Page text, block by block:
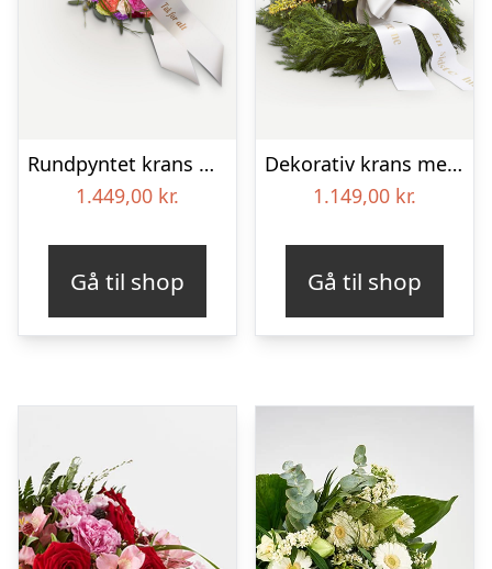
Rundpyntet krans med bånd
1.449,00 kr.
Gå til shop
Dekorativ krans med bånd
1.149,00 kr.
Gå til shop